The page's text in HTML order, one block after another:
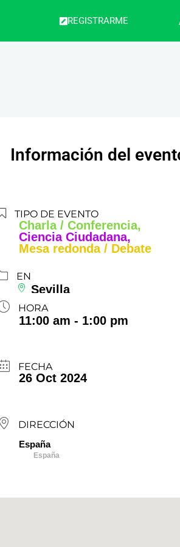
REGISTRARME
Información del
TIPO DE EVENTO
Charla / Conferencia,
Ciencia Ciudadana,
Mesa redonda / Debate
EN
Sevilla
HORA
11:00 am - 1:00 pm
FECHA
26 Oct 2024
DIRECCIÓN
España
España